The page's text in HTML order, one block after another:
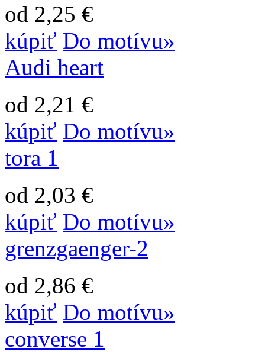
od 2,25 €
kúpiť Do motívu»
Audi heart
od 2,21 €
kúpiť Do motívu»
tora 1
od 2,03 €
kúpiť Do motívu»
grenzgaenger-2
od 2,86 €
kúpiť Do motívu»
converse 1